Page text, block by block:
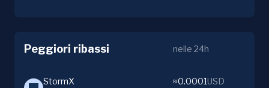
Peggiori ribassi nelle 24h
StormX
≈0.0001USD